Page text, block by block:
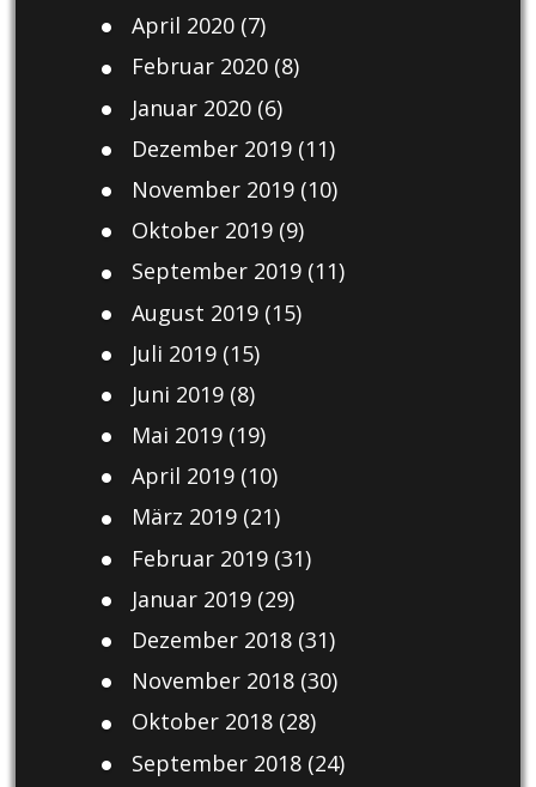
April 2020(7)
Februar 2020(8)
Januar 2020(6)
Dezember 2019(11)
November 2019(10)
Oktober 2019(9)
September 2019(11)
August 2019(15)
Juli 2019(15)
Juni 2019(8)
Mai 2019(19)
April 2019(10)
März 2019(21)
Februar 2019(31)
Januar 2019(29)
Dezember 2018(31)
November 2018(30)
Oktober 2018(28)
September 2018(24)